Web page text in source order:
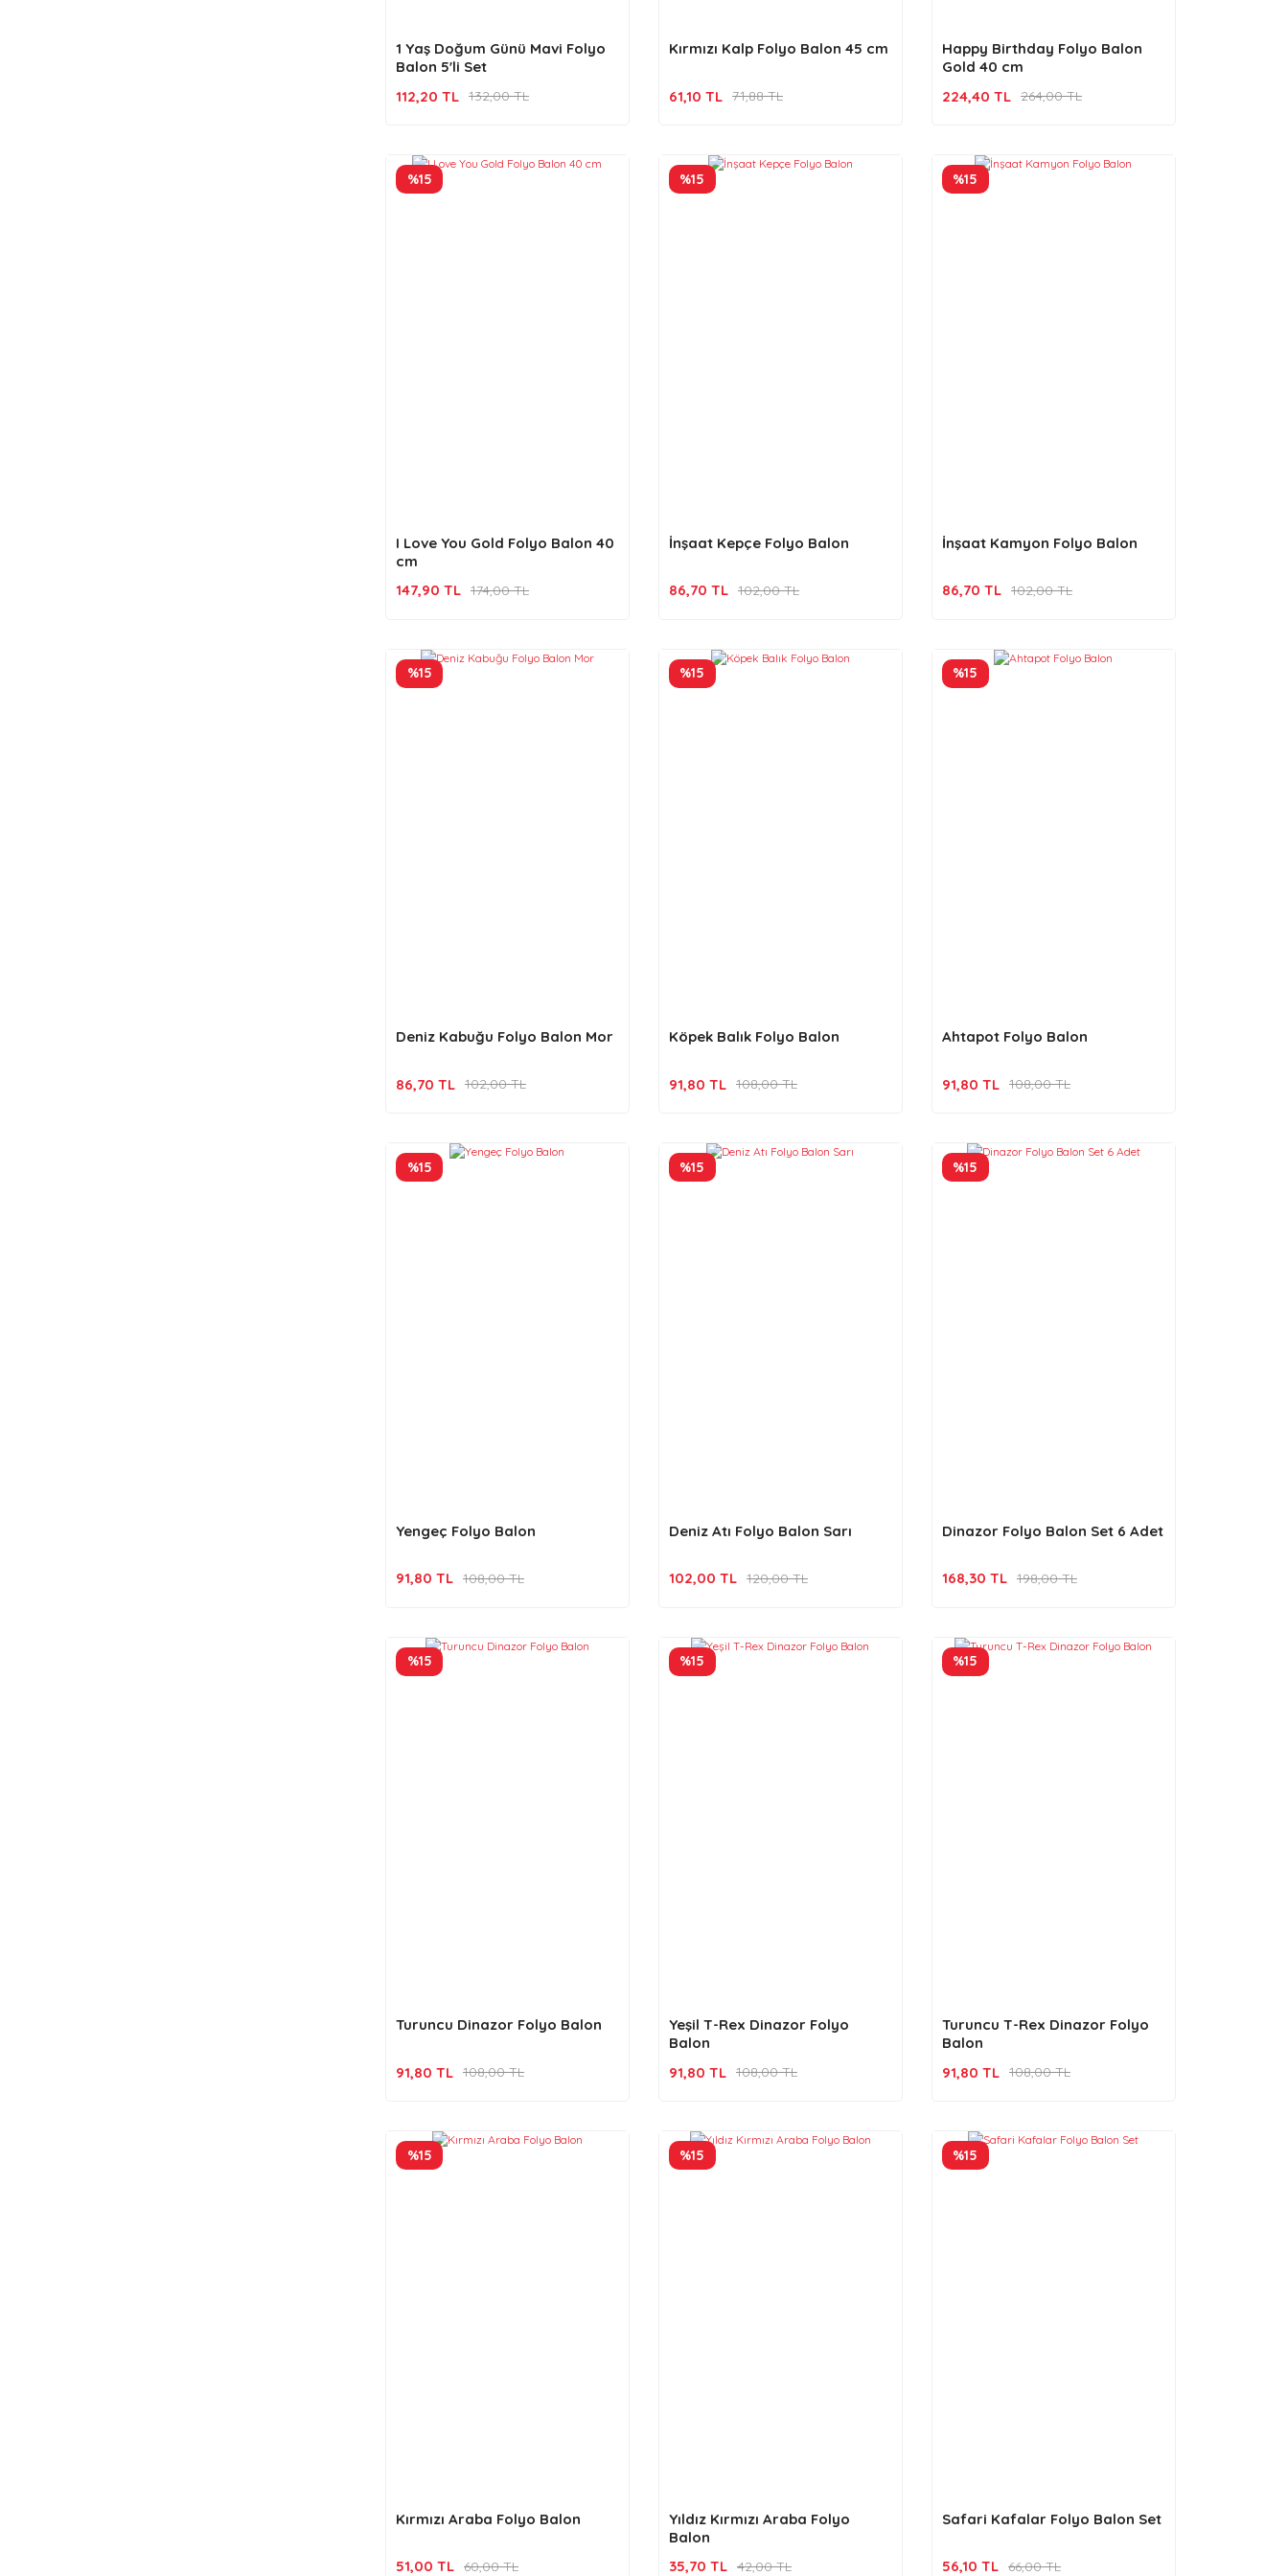
1 Yaş Doğum Günü Mavi Folyo
Balon 5'li Set
112,20 TL 132,00 TL
Kırmızı Kalp Folyo Balon 45 cm
61,10 TL 71,88 TL
Happy Birthday Folyo Balon
Gold 40 cm
224,40 TL 264,00 TL
%15
I Love You Gold Folyo Balon 40
cm
147,90 TL 174,00 TL
%15
İnşaat Kepçe Folyo Balon
86,70 TL 102,00 TL
%15
İnşaat Kamyon Folyo Balon
86,70 TL 102,00 TL
%15
Deniz Kabuğu Folyo Balon Mor
86,70 TL 102,00 TL
%15
Köpek Balık Folyo Balon
91,80 TL 108,00 TL
%15
Ahtapot Folyo Balon
91,80 TL 108,00 TL
%15
Yengeç Folyo Balon
91,80 TL 108,00 TL
%15
Deniz Atı Folyo Balon Sarı
102,00 TL 120,00 TL
%15
Dinazor Folyo Balon Set 6 Adet
168,30 TL 198,00 TL
%15
Turuncu Dinazor Folyo Balon
91,80 TL 108,00 TL
%15
Yeşil T-Rex Dinazor Folyo
Balon
91,80 TL 108,00 TL
%15
Turuncu T-Rex Dinazor Folyo
Balon
91,80 TL 108,00 TL
%15
Kırmızı Araba Folyo Balon
51,00 TL 60,00 TL
%15
Yıldız Kırmızı Araba Folyo
Balon
35,70 TL 42,00 TL
%15
Safari Kafalar Folyo Balon Set
56,10 TL 66,00 TL